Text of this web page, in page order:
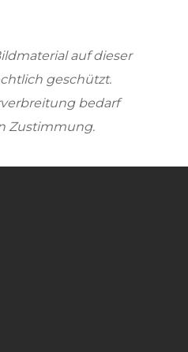
auf dieser
geschützt.
bedarf
Zustimmung.